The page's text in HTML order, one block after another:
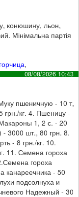
конюшину, льон,
Мінімальна партія
горчица,
08/08/2026 10:43
пшеничную - 10 т,
грн./кг. 4. Пшеницу -
1, 2 с. - 20
- 3000 шт., 80 грн. 8.
- 8 грн./кг. 10.
11. Семена гороха
гороха
канареечника - 50
подсолнуха и
Надежный - 30